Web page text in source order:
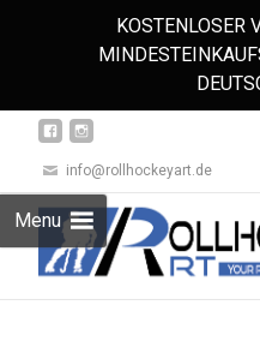
KOSTENLOSER
info@rollhockeyart.de
Menu